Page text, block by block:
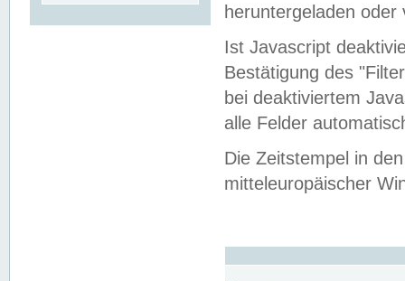
heruntergeladen oder
Ist Javascript
Bestätigung des
bei deaktiviertem
alle Felder
Die Zeitstempel in
mitteleuropäischer